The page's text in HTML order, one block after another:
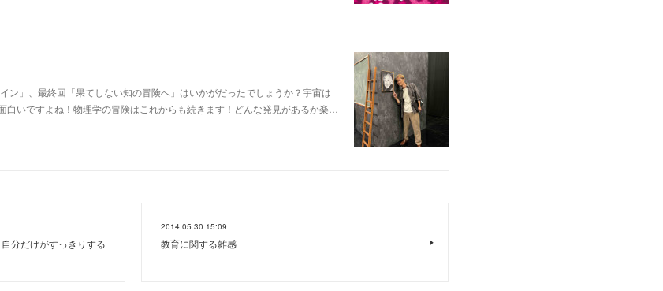
ン」、最終回「果てしない知の冒険へ」はいかがだったでしょうか？宇宙は
白いですよね！物理学の冒険はこれからも続きます！どんな発見があるか楽…
分だけがすっきりする
2014.05.30 15:09
教育に関する雑感